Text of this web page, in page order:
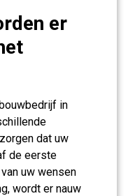
er
in
dat uw
de eerste
uw wensen
wordt er nauw